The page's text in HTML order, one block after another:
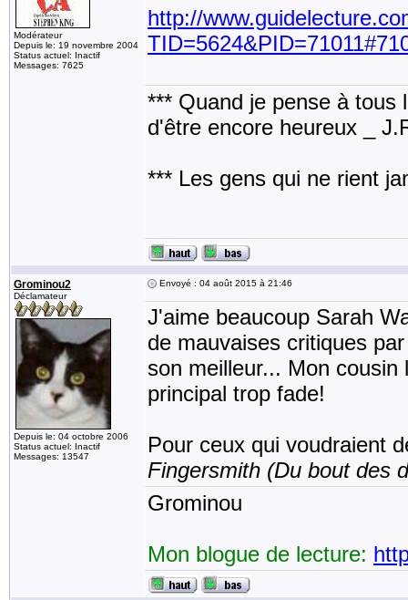
Modérateur
Depuis le: 19 novembre 2004
Status actuel: Inactif
Messages: 7625
http://
*** Quand je pense à tous
d'être encore heureux _
*** Les gens qui ne rient
Grominou2
Déclamateur
Depuis le: 04 octobre 2006
Status actuel: Inactif
Messages: 13547
Envoyé : 04 août 2015 à 21:46
J'aime beaucoup Sarah
de mauvaises critiques
son meilleur... Mon
principal trop fade!
Pour ceux qui voudraient
Fingersmith (Du bout des
Grominou
Mon blogue de lecture: